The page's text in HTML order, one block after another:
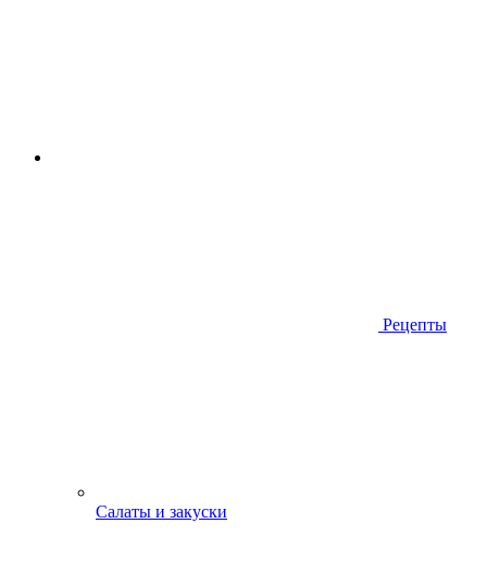
Рецепты
Салаты и закуски